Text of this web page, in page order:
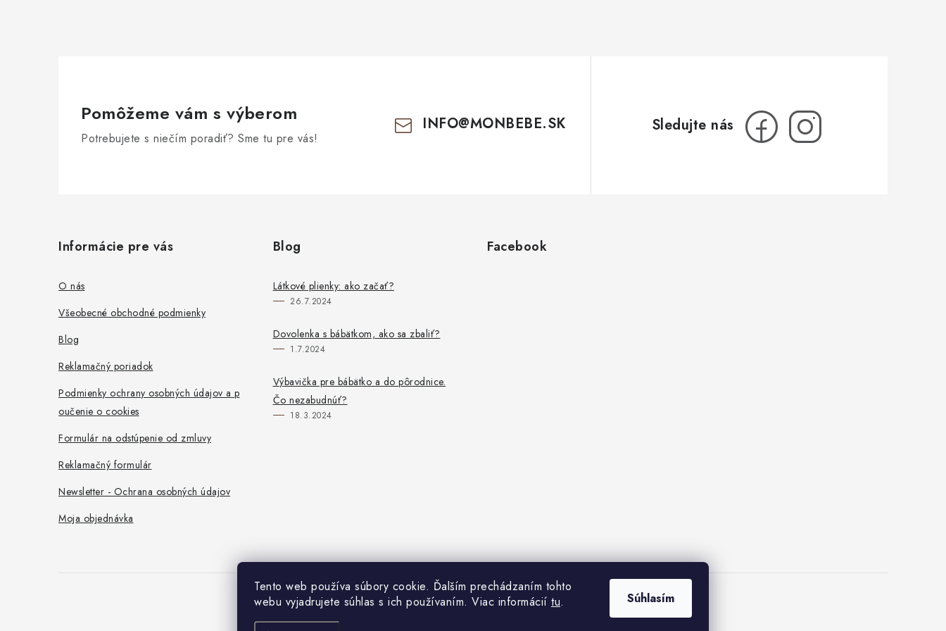
Tento web používa súbory cookie. Ďalším prechádzaním tohto
webu vyjadrujete súhlas s ich používaním. Viac informácií tu. Súhlasím
Pomôžeme vám s výberom
Potrebujete s niečím poradiť? Sme tu pre vás!
INFO@MONBEBE.SK
Informácie pre vás
O nás
Všeobecné obchodné podmienky
Blog
Reklamačný poriadok
Podmienky ochrany osobných údajov a p
oučenie o cookies
Formulár na odstúpenie od zmluvy
Reklamačný formulár
Newsletter - Ochrana osobných údajov
Moja objednávka
Blog
Látkové plienky: ako začať?
26.7.2024
Dovolenka s bábätkom, ako sa zbaliť?
1.7.2024
Výbavička pre bábätko a do pôrodnice.
Čo nezabudnúť?
18.3.2024
Facebook
Copyright 2026Monbebe.sk . Všetky práva vyhradené.